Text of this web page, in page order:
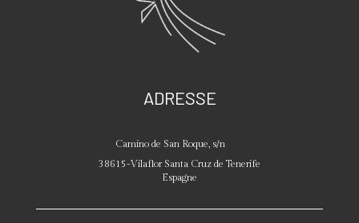
ADRESSE
Camino de San Roque, s/n
38615-Vilaflor Santa Cruz de Tenerife
Espagne